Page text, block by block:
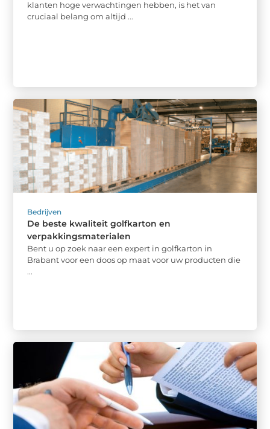
klanten hoge verwachtingen hebben, is het van
cruciaal belang om altijd ...
Bedrijven
De beste kwaliteit golfkarton en
verpakkingsmaterialen
Bent u op zoek naar een expert in golfkarton in
Brabant voor een doos op maat voor uw producten die
...